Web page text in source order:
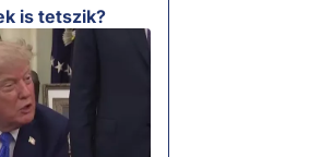
is tetszik?